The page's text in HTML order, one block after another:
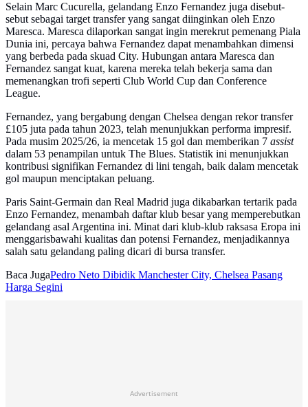
Selain Marc Cucurella, gelandang Enzo Fernandez juga disebut-
sebut sebagai target transfer yang sangat diinginkan oleh Enzo
Maresca. Maresca dilaporkan sangat ingin merekrut pemenang Piala
Dunia ini, percaya bahwa Fernandez dapat menambahkan dimensi
yang berbeda pada skuad City. Hubungan antara Maresca dan
Fernandez sangat kuat, karena mereka telah bekerja sama dan
memenangkan trofi seperti Club World Cup dan Conference
League.
Fernandez, yang bergabung dengan Chelsea dengan rekor transfer
£105 juta pada tahun 2023, telah menunjukkan performa impresif.
Pada musim 2025/26, ia mencetak 15 gol dan memberikan 7 assist
dalam 53 penampilan untuk The Blues. Statistik ini menunjukkan
kontribusi signifikan Fernandez di lini tengah, baik dalam mencetak
gol maupun menciptakan peluang.
Paris Saint-Germain dan Real Madrid juga dikabarkan tertarik pada
Enzo Fernandez, menambah daftar klub besar yang memperebutkan
gelandang asal Argentina ini. Minat dari klub-klub raksasa Eropa ini
menggarisbawahi kualitas dan potensi Fernandez, menjadikannya
salah satu gelandang paling dicari di bursa transfer.
Baca JugaPedro Neto Dibidik Manchester City, Chelsea Pasang
Harga Segini
Advertisement